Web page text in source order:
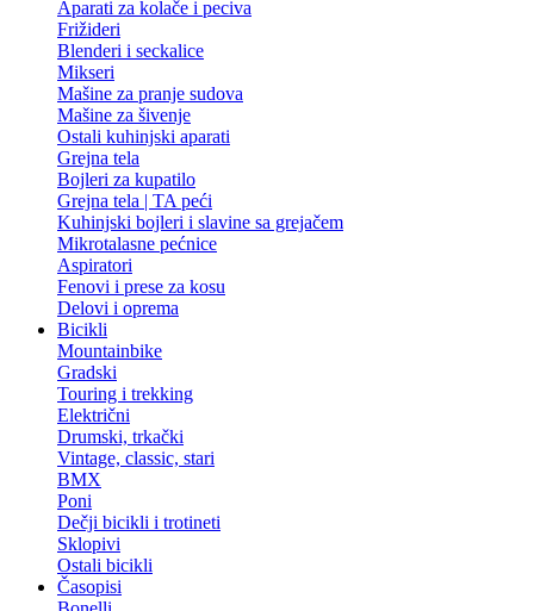
Aparati za kolače i peciva
Frižideri
Blenderi i seckalice
Mikseri
Mašine za pranje sudova
Mašine za šivenje
Ostali kuhinjski aparati
Grejna tela
Bojleri za kupatilo
Grejna tela | TA peći
Kuhinjski bojleri i slavine sa grejačem
Mikrotalasne pećnice
Aspiratori
Fenovi i prese za kosu
Delovi i oprema
Bicikli
Mountainbike
Gradski
Touring i trekking
Električni
Drumski, trkački
Vintage, classic, stari
BMX
Poni
Dečji bicikli i trotineti
Sklopivi
Ostali bicikli
Časopisi